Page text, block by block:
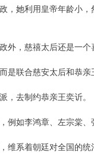
，她利用皇帝年龄小，
外，慈禧太后还是一个
是联合慈安太后和恭亲
，去制约恭亲王奕䜣。
例如李鸿章、左宗棠、
维系着朝廷对全国的